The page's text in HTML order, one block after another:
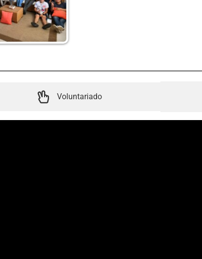
Voluntariado